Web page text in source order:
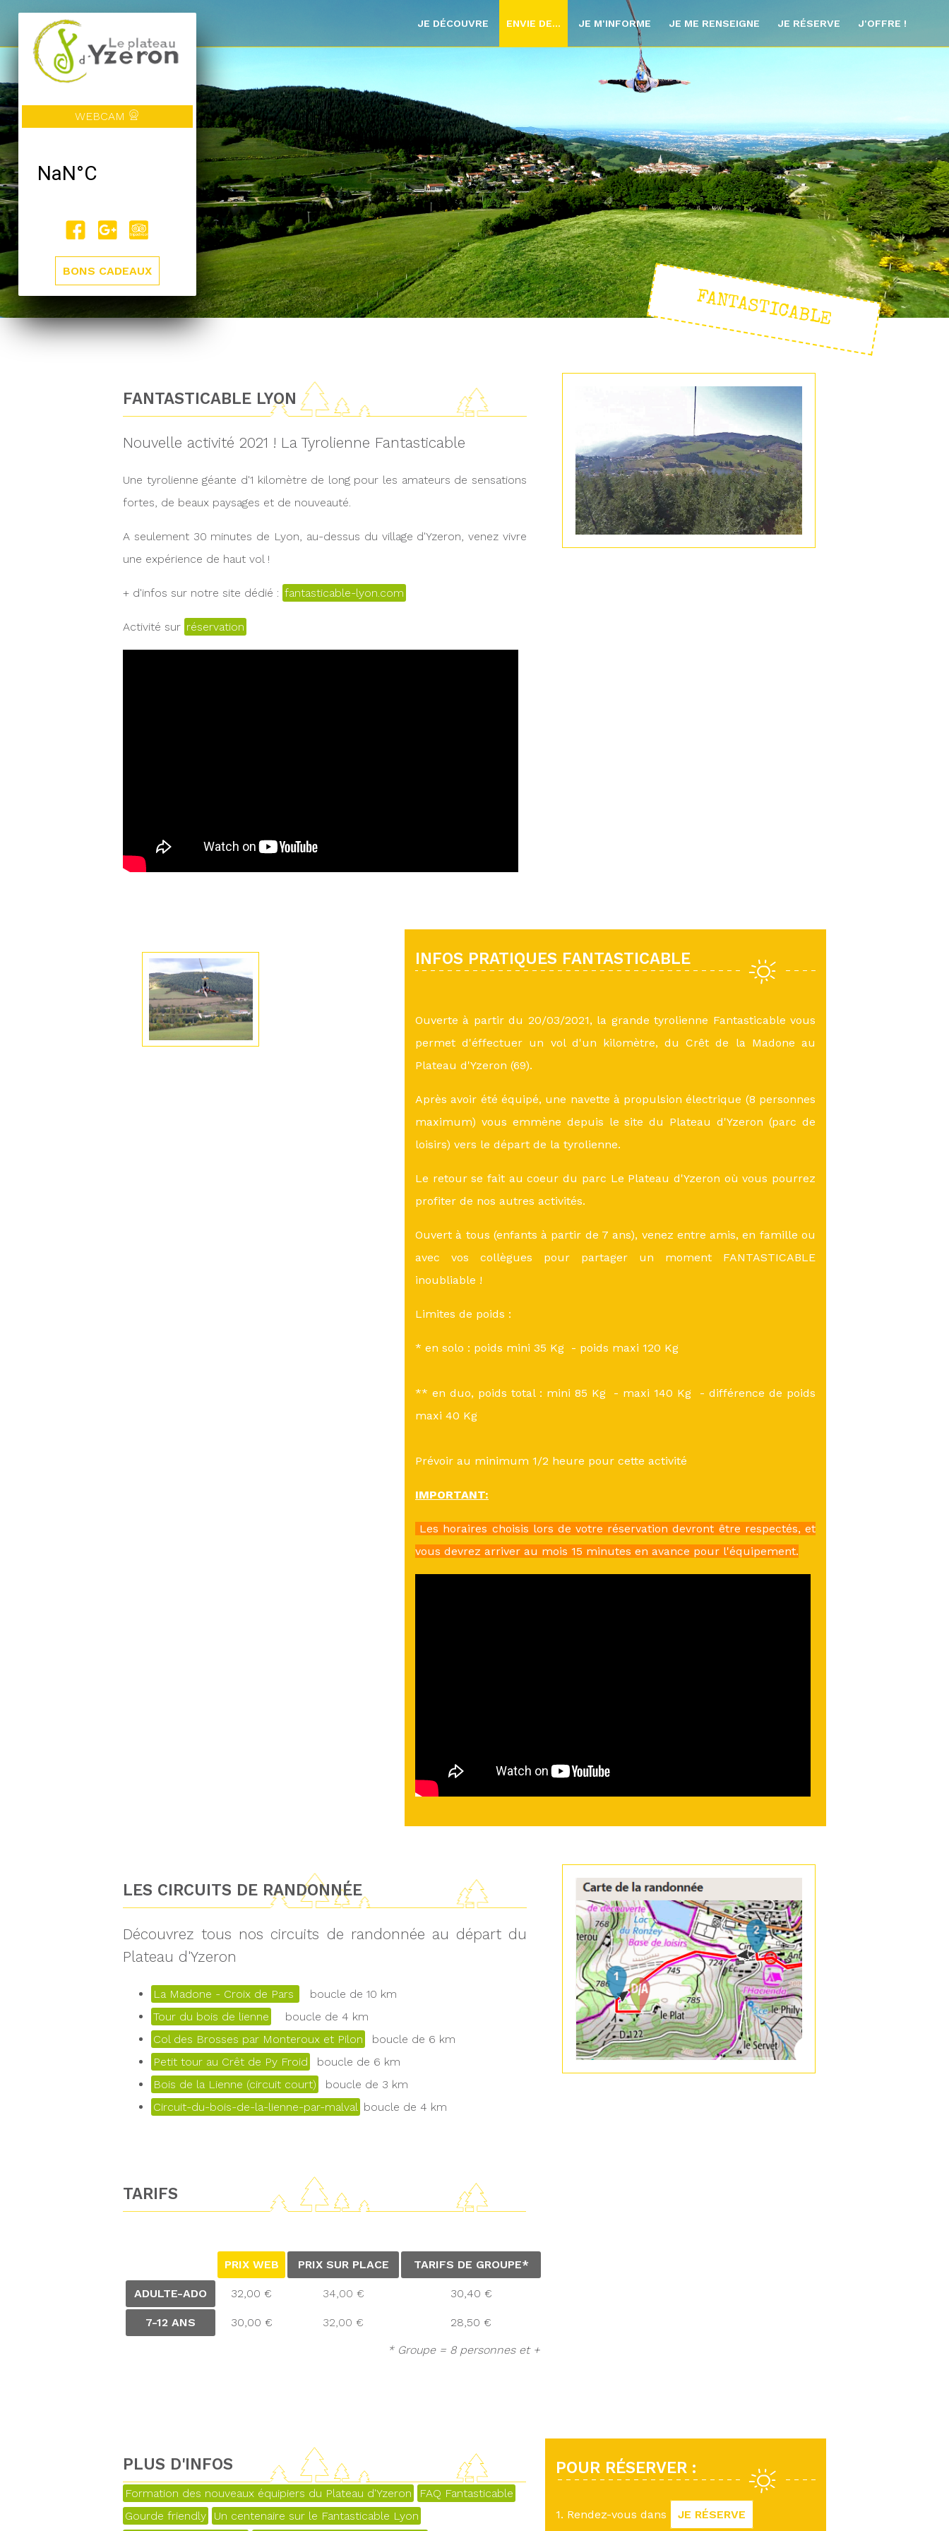
WEBCAM
BONS CADEAUX
JE DÉCOUVRE ENVIE DE... JE M'INFORME JE ME RENSEIGNE JE RÉSERVE J'OFFRE !
FANTASTICABLE
FANTASTICABLE LYON
Nouvelle activité 2021 ! La Tyrolienne Fantasticable
Une tyrolienne géante d'1 kilomètre de long pour les amateurs de sensations
fortes, de beaux paysages et de nouveauté.
A seulement 30 minutes de Lyon, au-dessus du village d'Yzeron, venez vivre
une expérience de haut vol !
+ d'infos sur notre site dédié : fantasticable-lyon.com
Activité sur réservation
INFOS PRATIQUES FANTASTICABLE
Ouverte à partir du 20/03/2021, la grande tyrolienne Fantasticable vous
permet d'éffectuer un vol d'un kilomètre, du Crêt de la Madone au
Plateau d'Yzeron (69).
Après avoir été équipé, une navette à propulsion électrique (8 personnes
maximum) vous emmène depuis le site du Plateau d'Yzeron (parc de
loisirs) vers le départ de la tyrolienne.
Le retour se fait au coeur du parc Le Plateau d'Yzeron où vous pourrez
profiter de nos autres activités.
Ouvert à tous (enfants à partir de 7 ans), venez entre amis, en famille ou
avec vos collègues pour partager un moment FANTASTICABLE
inoubliable !
Limites de poids :
* en solo : poids mini 35 Kg - poids maxi 120 Kg
** en duo, poids total : mini 85 Kg - maxi 140 Kg - différence de poids
maxi 40 Kg
Prévoir au minimum 1/2 heure pour cette activité
IMPORTANT:
Les horaires choisis lors de votre réservation devront être respectés, et
vous devrez arriver au mois 15 minutes en avance pour l'équipement.
LES CIRCUITS DE RANDONNÉE
Découvrez tous nos circuits de randonnée au départ du
Plateau d'Yzeron
La Madone - Croix de Pars
boucle de 10 km
Tour du bois de lienne
boucle de 4 km
Col des Brosses par Monteroux et Pilon
boucle de 6 km
Petit tour au Crêt de Py Froid
boucle de 6 km
Bois de la Lienne (circuit court)
boucle de 3 km
Circuit-du-bois-de-la-lienne-par-malval boucle de 4 km
TARIFS
PRIX WEB PRIX SUR PLACE TARIFS DE GROUPE*
ADULTE-ADO 32,00 € 34,00 € 30,40 €
7-12 ANS 30,00 € 32,00 € 28,50 €
* Groupe = 8 personnes et +
PLUS D'INFOS
Formation des nouveaux équipiers du Plateau d'Yzeron
FAQ Fantasticable
Gourde friendly
Un centenaire sur le Fantasticable Lyon
POUR RÉSERVER :
1. Rendez-vous dans
JE RÉSERVE